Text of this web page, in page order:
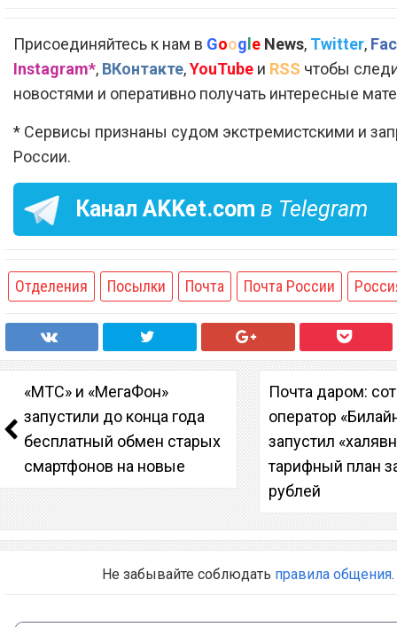
Присоединяйтесь к нам в Google News, Twitter,
Instagram*, ВКонтакте,YouTube и RSS чтобы
новостями и оперативно получать интересные
* Сервисы признаны судом экстремистскими и
России.
Канал AKKet.com в Telegram
Отделения Посылки Почта Почта России
«МТС» и «МегаФон»
запустили до конца года
бесплатный обмен старых
смартфонов на новые
Почта даром:
оператор
запустил
тарифный план
рублей
Не забывайте соблюдать правила общения.